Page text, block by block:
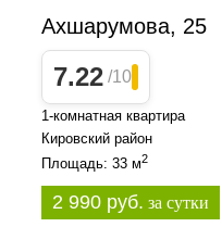
Ахшарумова, 25
7.22 /10
1-комнатная квартира
Кировский район
Площадь: 33 м2
2 990 руб. за сутки